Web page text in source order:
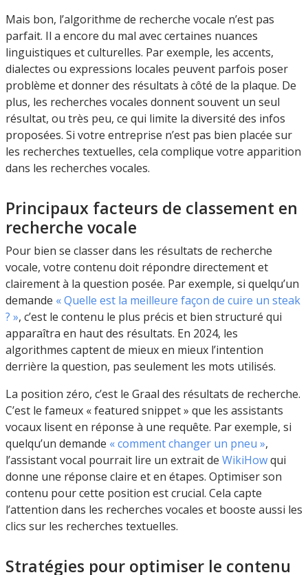
Mais bon, l’algorithme de recherche vocale n’est pas
parfait. Il a encore du mal avec certaines nuances
linguistiques et culturelles. Par exemple, les accents,
dialectes ou expressions locales peuvent parfois poser
problème et donner des résultats à côté de la plaque. De
plus, les recherches vocales donnent souvent un seul
résultat, ou très peu, ce qui limite la diversité des infos
proposées. Si votre entreprise n’est pas bien placée sur
les recherches textuelles, cela complique votre apparition
dans les recherches vocales.
Principaux facteurs de classement en
recherche vocale
Pour bien se classer dans les résultats de recherche
vocale, votre contenu doit répondre directement et
clairement à la question posée. Par exemple, si quelqu’un
demande « Quelle est la meilleure façon de cuire un steak
? », c’est le contenu le plus précis et bien structuré qui
apparaîtra en haut des résultats. En 2024, les
algorithmes captent de mieux en mieux l’intention
derrière la question, pas seulement les mots utilisés.
La position zéro, c’est le Graal des résultats de recherche.
C’est le fameux « featured snippet » que les assistants
vocaux lisent en réponse à une requête. Par exemple, si
quelqu’un demande « comment changer un pneu »,
l’assistant vocal pourrait lire un extrait de WikiHowqui
donne une réponse claire et en étapes. Optimiser son
contenu pour cette position est crucial. Cela capte
l’attention dans les recherches vocales et booste aussi les
clics sur les recherches textuelles.
Stratégies pour optimiser le contenu